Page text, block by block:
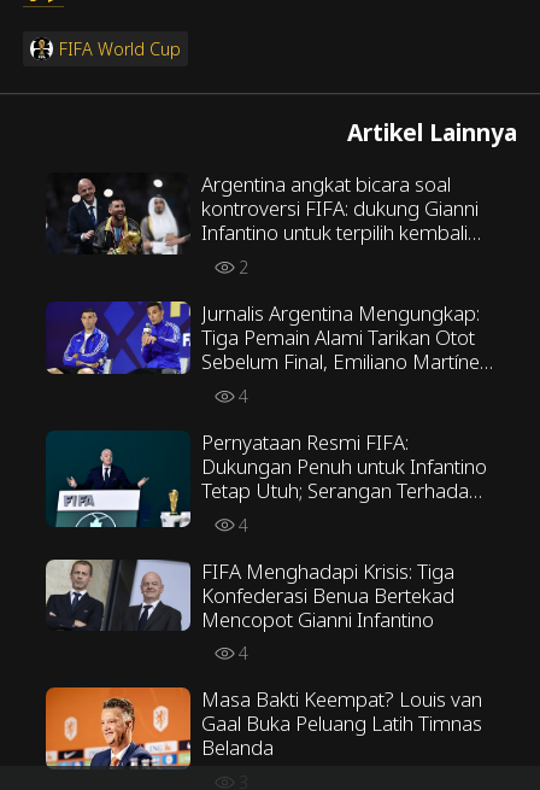
FIFA World Cup
Artikel Lainnya
Argentina angkat bicara soal
kontroversi FIFA: dukung Gianni
Infantino untuk terpilih kembali
sebagai Presiden FIFA
2
Jurnalis Argentina Mengungkap:
Tiga Pemain Alami Tarikan Otot
Sebelum Final, Emiliano Martínez
Menentang Taktik Scaloni
4
Pernyataan Resmi FIFA:
Dukungan Penuh untuk Infantino
Tetap Utuh; Serangan Terhadap
FIFA Tidak Akan Ditoleransi
4
FIFA Menghadapi Krisis: Tiga
Konfederasi Benua Bertekad
Mencopot Gianni Infantino
4
Masa Bakti Keempat? Louis van
Gaal Buka Peluang Latih Timnas
Belanda